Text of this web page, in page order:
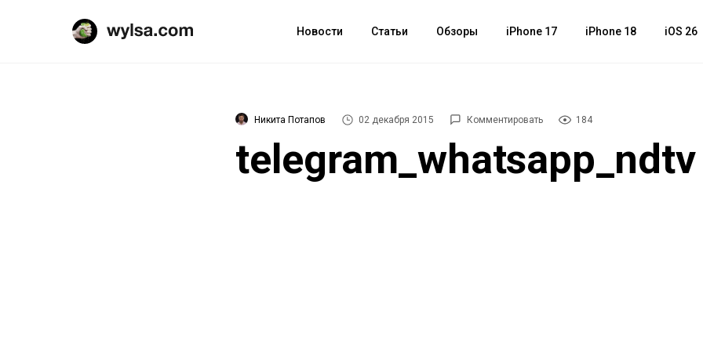
Новости Статьи Обзоры iPhone 17 iPhone 18 iOS 26
Никита Потапов 02 декабря 2015 Комментировать 184
telegram_whatsapp_ndtv